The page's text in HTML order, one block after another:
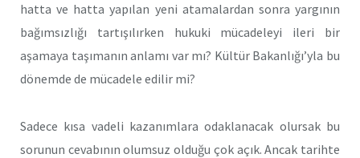
hatta ve hatta yapılan yeni atamalardan sonra yargının
bağımsızlığı tartışılırken hukuki mücadeleyi ileri bir
aşamaya taşımanın anlamı var mı? Kültür Bakanlığı’yla bu
dönemde de mücadele edilir mi?
Sadece kısa vadeli kazanımlara odaklanacak olursak bu
sorunun cevabının olumsuz olduğu çok açık. Ancak tarihte